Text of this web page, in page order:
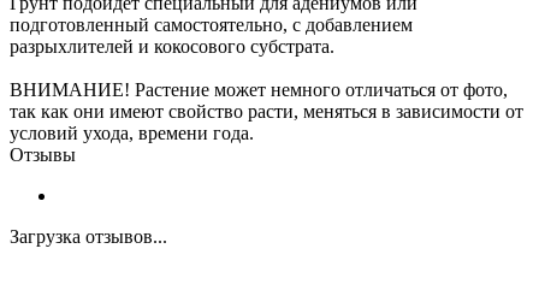
подготовленный самостоятельно, с добавлением
разрыхлителей и кокосового субстрата.
ВНИМАНИЕ! Растение может немного отличаться от фото,
так как они имеют свойство расти, меняться в зависимости от
условий ухода, времени года.
Отзывы
Загрузка отзывов...